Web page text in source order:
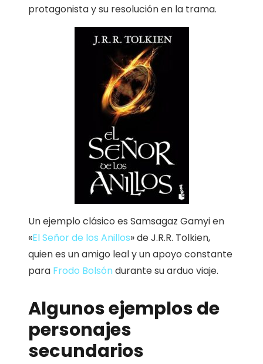
protagonista y su resolución en la trama.
Un ejemplo clásico es Samsagaz Gamyi en
«El Señor de los Anillos» de J.R.R. Tolkien,
quien es un amigo leal y un apoyo constante
para Frodo Bolsón durante su arduo viaje.
Algunos ejemplos de
personajes
secundarios